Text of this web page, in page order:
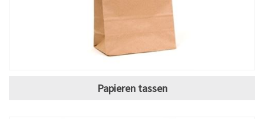
Papieren tassen